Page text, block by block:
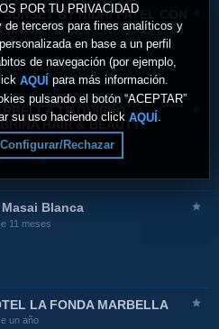
POR TU PRIVACIDAD
de terceros para fines analíticos y
en base a un perfil
de navegación (por ejemplo,
AQUÍ para más información.
pulsando el botón “ACEPTAR”
su uso haciendo click AQUÍ
Configurar/Rechazar
SUNSET BY NIDHI PATEL CON
11 meses
TE QUIERO -
HAIR & BEAUTY
11 meses
Masai Blanca
11 meses
LA FONDA MARBELLA
un año